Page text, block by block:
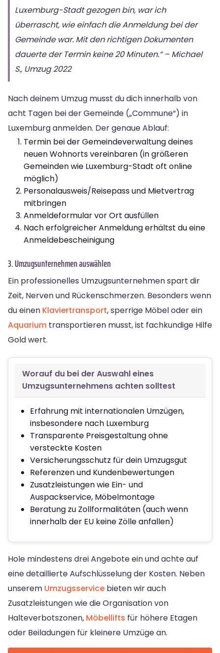
Luxemburg-Stadt gezogen bin, war ich
überrascht, wie einfach die Anmeldung bei der
Gemeinde war. Mit den richtigen Dokumenten
dauerte der Termin keine 20 Minuten.“ – Michael
S., Umzug 2022
Nach deinem Umzug musst du dich innerhalb von
acht Tagen bei der Gemeinde („Commune“) in
Luxemburg anmelden. Der genaue Ablauf:
Termin bei der Gemeindeverwaltung deines
neuen Wohnorts vereinbaren (in größeren
Gemeinden wie Luxemburg-Stadt oft online
möglich)
Personalausweis/Reisepass und Mietvertrag
mitbringen
Anmeldeformular vor Ort ausfüllen
Nach erfolgreicher Anmeldung erhältst du eine
Anmeldebescheinigung
3. Umzugsunternehmen auswählen
Ein professionelles Umzugsunternehmen spart dir
Zeit, Nerven und Rückenschmerzen. Besonders wenn
du einen Klaviertransport, sperrige Möbel oder ein
Aquarium transportieren musst, ist fachkundige Hilfe
Gold wert.
Worauf du bei der Auswahl eines
Umzugsunternehmens achten solltest
Erfahrung mit internationalen Umzügen,
insbesondere nach Luxemburg
Transparente Preisgestaltung ohne
versteckte Kosten
Versicherungsschutz für dein Umzugsgut
Referenzen und Kundenbewertungen
Zusatzleistungen wie Ein- und
Auspackservice, Möbelmontage
Beratung zu Zollformalitäten (auch wenn
innerhalb der EU keine Zölle anfallen)
Hole mindestens drei Angebote ein und achte auf
eine detaillierte Aufschlüsselung der Kosten. Neben
unserem Umzugsservice bieten wir auch
Zusatzleistungen wie die Organisation von
Halteverbotszonen, Möbellifts für höhere Etagen
oder Beiladungen für kleinere Umzüge an.